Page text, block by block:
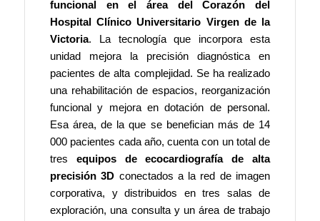
funcional en el área del Corazón del
Hospital Clínico Universitario Virgen de la
Victoria. La tecnología que incorpora esta
unidad mejora la precisión diagnóstica en
pacientes de alta complejidad. Se ha realizado
una rehabilitación de espacios, reorganización
funcional y mejora en dotación de personal.
Esa área, de la que se benefician más de 14
000 pacientes cada año, cuenta con un total de
tres equipos de ecocardiografía de alta
precisión 3D conectados a la red de imagen
corporativa, y distribuidos en tres salas de
exploración, una consulta y un área de trabajo